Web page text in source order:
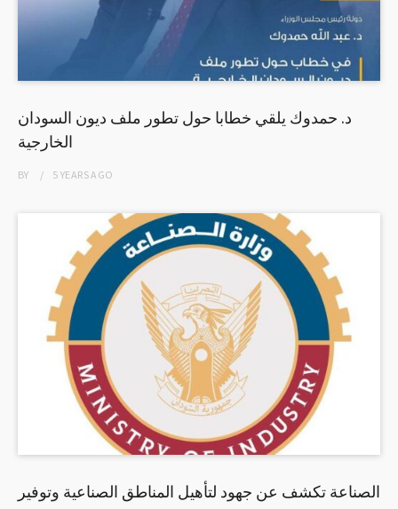
د. حمدوك يلقي خطابا حول تطور ملف ديون السودان
الخارجية
BY 5 YEARSAGO
الصناعة تكشف عن جهود لتأهيل المناطق الصناعية وتوفير